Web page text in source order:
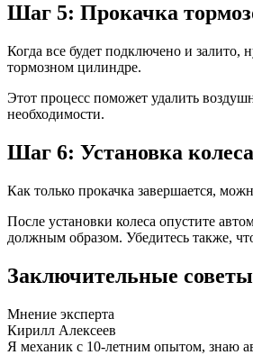
Шаг 5: Прокачка
Когда все будет подключено и залито,
тормозном цилиндре.
Этот процесс поможет удалить
необходимости.
Шаг 6: Установка
Как только прокачка завершается,
После установки колеса опустите
должным образом. Убедитесь также,
Заключительные советы
Мнение эксперта
Кирилл Алексеев
Я механик с 10-летним опытом, знаю